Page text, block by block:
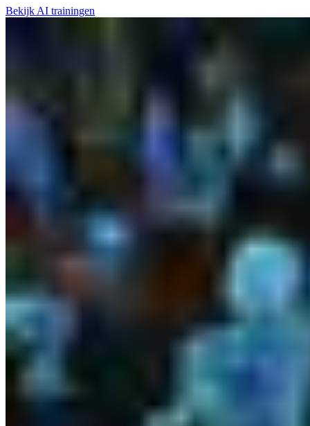
Bekijk AI trainingen